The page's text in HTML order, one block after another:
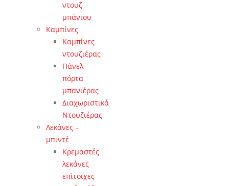
ντουζ
μπάνιου
Καμπίνες
Καμπίνες
ντουζιέρας
Πάνελ
πόρτα
μπανιέρας
Διαχωριστικά
Ντουζιέρας
Λεκάνες –
μπιντέ
Κρεμαστές
λεκάνες
επίτοιχες